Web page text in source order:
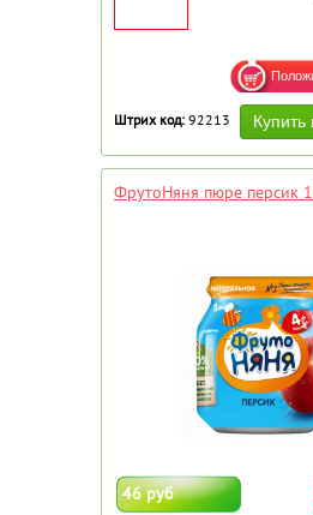
Штрих код: 92213
ФрутоНяня пюре персик
46 руб